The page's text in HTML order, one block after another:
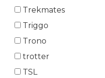
Trekmates
Triggo
Trono
trotter
TSL